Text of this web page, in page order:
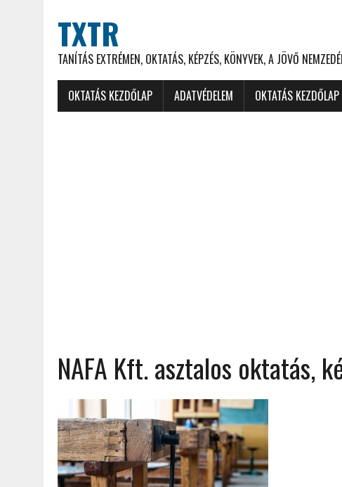
TXTR
TANÍTÁS EXTRÉMEN, OKTATÁS, KÉPZÉS, KÖNYVEK, A JÖVŐ
OKTATÁS KEZDŐLAP ADATVÉDELEM OKTATÁS KEZDŐLAP
NAFA Kft. asztalos oktatás,